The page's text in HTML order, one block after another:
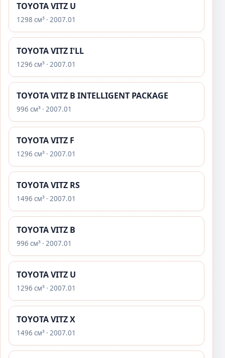
TOYOTA VITZ U
1298 см³ · 2007.01
TOYOTA VITZ I'LL
1296 см³ · 2007.01
TOYOTA VITZ B INTELLIGENT PACKAGE
996 см³ · 2007.01
TOYOTA VITZ F
1296 см³ · 2007.01
TOYOTA VITZ RS
1496 см³ · 2007.01
TOYOTA VITZ B
996 см³ · 2007.01
TOYOTA VITZ U
1296 см³ · 2007.01
TOYOTA VITZ X
1496 см³ · 2007.01